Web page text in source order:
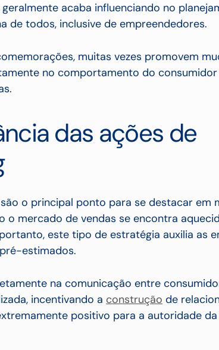
acaba influenciando no
de todos, inclusive de empreendedores.
muitas vezes promovem
no comportamento do
das ações de
o principal ponto para se destacar em
o mercado de vendas se encontra
este tipo de estratégia auxilia as
estimados.
na comunicação entre
incentivando a construção de
positivo para a autoridade da